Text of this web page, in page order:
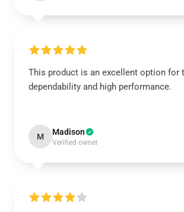
This product is an excellent option for
dependability and high performance.
M Madison
Verified owner